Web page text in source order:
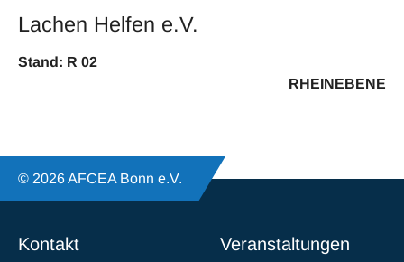
Lachen Helfen e.V.
Stand: R 02
RHEINEBENE
© 2026 AFCEA Bonn e.V.
Kontakt Veranstaltungen